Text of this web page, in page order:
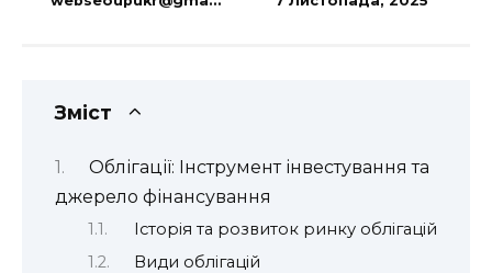
Зміст
Облігації: Інструмент інвестування та
джерело фінансування
Історія та розвиток ринку облігацій
Види облігацій